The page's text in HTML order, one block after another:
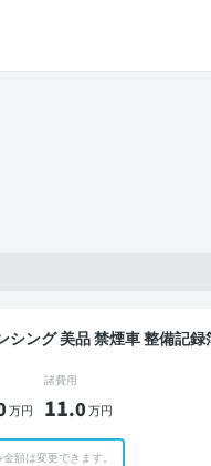
オーディオ ※ナビキ
万円
諸費用
11.0万円
金額は変更できます。